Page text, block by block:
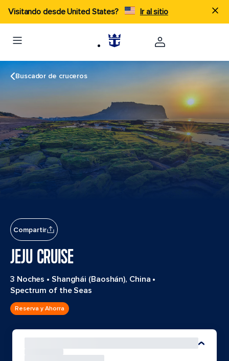
Visitando desde United States? Ir al sitio
Buscador de cruceros
Compartir
JEJU CRUISE
3 Noches • Shanghái (Baoshán), China •
Spectrum of the Seas
Reserva y Ahorra